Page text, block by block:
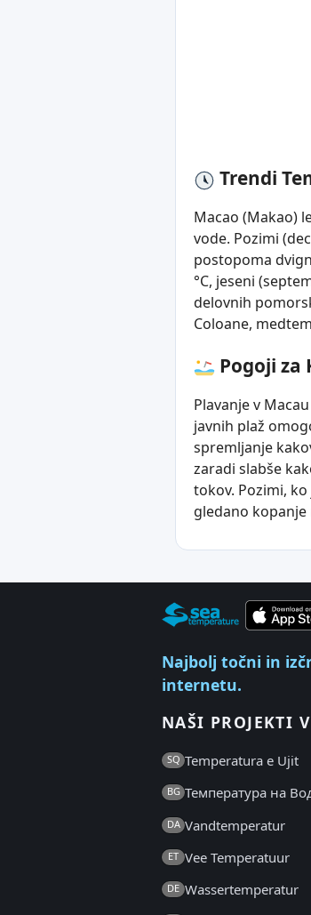
Trendi
Macao (Makao)
vode. Pozimi
postopoma
°C, jeseni
delovnih
Coloane,
Pogoji za
Plavanje v
javnih plaž
spremljanje
zaradi slabše
tokov. Pozimi,
gledano
Najbolj točni in
internetu.
NAŠI PROJEKTI
SQ Temperatura e Ujit
BG Температура на
DA Vandtemperatur
ET Vee Temperatuur
DE Wassertemperatur